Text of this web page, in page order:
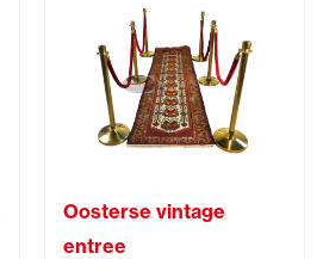
Oosterse vintage
entree